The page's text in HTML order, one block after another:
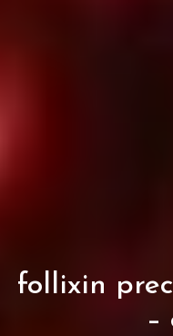
follixin
–